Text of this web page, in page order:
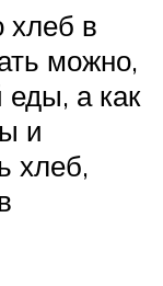
хлеб в
можно,
еды, а как
и
хлеб,